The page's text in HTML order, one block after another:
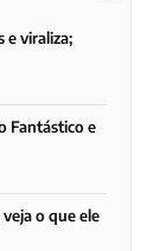
e viraliza;
Fantástico e
o que ele